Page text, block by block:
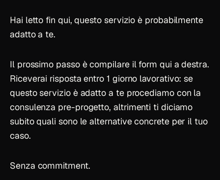
Hai letto fin qui, questo servizio è probabilmente
adatto a te.
Il prossimo passo è compilare il form qui a destra.
Riceverai risposta entro 1 giorno lavorativo: se
questo servizio è adatto a te procediamo con la
consulenza pre-progetto, altrimenti ti diciamo
subito quali sono le alternative concrete per il tuo
caso.
Senza commitment.